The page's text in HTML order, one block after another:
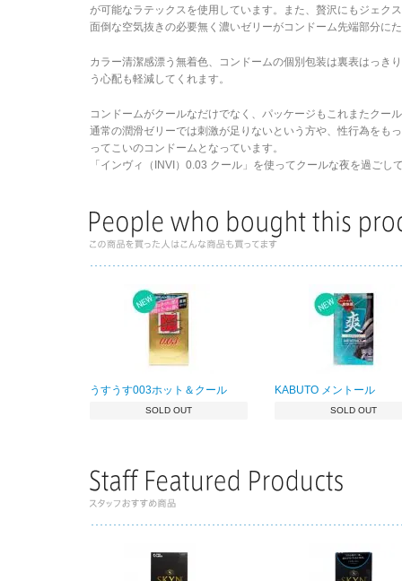
が可能なラテックスを使用しています。また、贅沢にもジェク
面倒な空気抜きの必要無く濃いゼリーがコンドーム先端部分に
カラー清潔感漂う無着色、コンドームの個別包装は裏表はっき
う心配も軽減してくれます。
コンドームがクールなだけでなく、パッケージもこれまたクー
通常の潤滑ゼリーでは刺激が足りないという方や、性行為をも
ってこいのコンドームとなっています。
「インヴィ（INVI）0.03 クール」を使ってクールな夜を過ごし
うすうす003ホット＆クール
SOLD OUT
KABUTO メントール
SOLD OUT